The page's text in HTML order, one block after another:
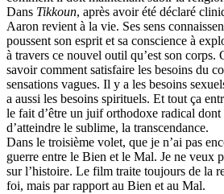
Dans Tikkoun, après avoir été déclaré
Aaron revient à la vie. Ses sens
poussent son esprit et sa conscience à
à travers ce nouvel outil quʼest son corps.
savoir comment satisfaire les besoins du
sensations vagues. Il y a les besoins
a aussi les besoins spirituels. Et tout ça
le fait dʼêtre un juif orthodoxe radical dont
dʼatteindre le sublime, la transcendance.
Dans le troisième volet, que je nʼai pas
guerre entre le Bien et le Mal. Je ne veux
sur lʼhistoire. Le film traite toujours de la
foi, mais par rapport au Bien et au Mal.